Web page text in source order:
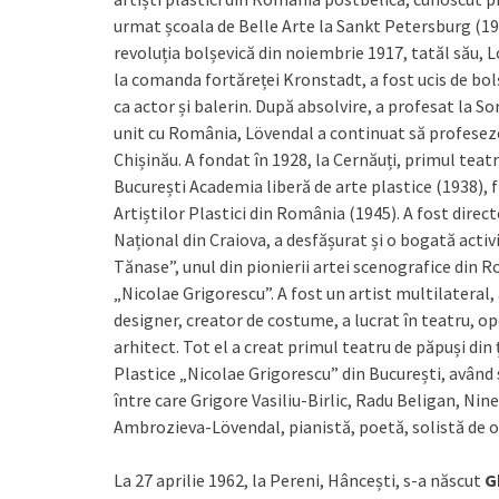
urmat școala de Belle Arte la Sankt Petersburg
revoluția bolșevică din noiembrie 1917, tatăl
la comanda fortăreței Kronstadt, a fost ucis de
ca actor și balerin. După absolvire, a profesat la
unit cu România, Lövendal a continuat să
Chișinău. A fondat în 1928, la Cernăuți, primul
București Academia liberă de arte plastice
Artiștilor Plastici din România (1945). A fost
Național din Craiova, a desfășurat și o bogată
Tănase”, unul din pionierii artei scenografice din
„Nicolae Grigorescu”. A fost un artist
designer, creator de costume, a lucrat în teatru,
arhitect. Tot el a creat primul teatru de păpuși
Plastice „Nicolae Grigorescu” din București,
între care Grigore Vasiliu-Birlic, Radu Beligan,
Ambrozieva-Lövendal, pianistă, poetă, solistă de
La 27 aprilie 1962, la Pereni, Hâncești, s-a născut